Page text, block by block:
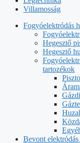
Villamosság
Fogyóelektródás
Hegesztő
Hegesztő
tartozékok
Bevont